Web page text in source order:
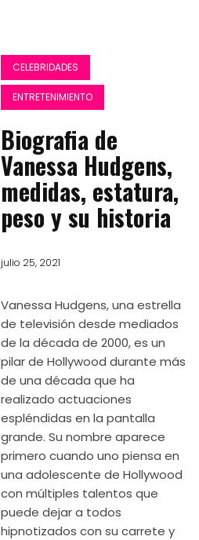
CELEBRIDADES
ENTRETENIMIENTO
Biografia de
Vanessa Hudgens,
medidas, estatura,
peso y su historia
julio 25, 2021
Vanessa Hudgens, una estrella
de televisión desde mediados
de la década de 2000, es un
pilar de Hollywood durante más
de una década que ha
realizado actuaciones
espléndidas en la pantalla
grande. Su nombre aparece
primero cuando uno piensa en
una adolescente de Hollywood
con múltiples talentos que
puede dejar a todos
hipnotizados con su carrete y